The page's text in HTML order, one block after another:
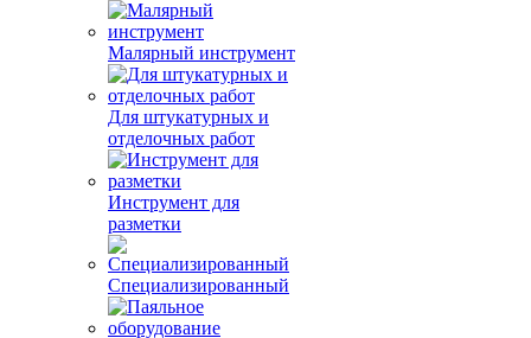
Малярный инструмент
Для штукатурных и
отделочных работ
Инструмент для
разметки
Специализированный